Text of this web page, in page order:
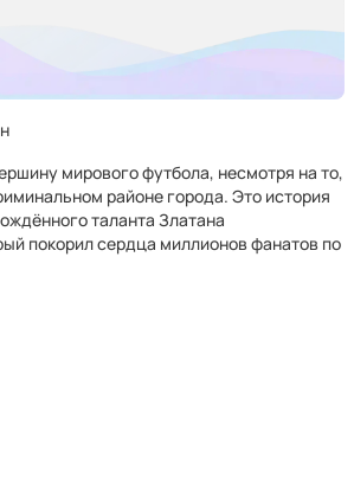
мирового футбола, несмотря на то,
районе города. Это история
таланта Златана
покорил сердца миллионов фанатов по